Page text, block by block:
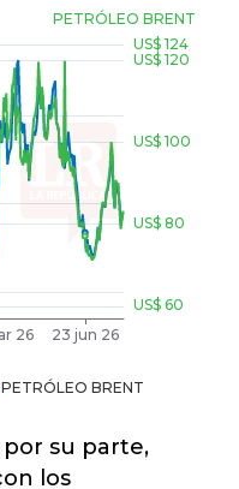
su parte,
los